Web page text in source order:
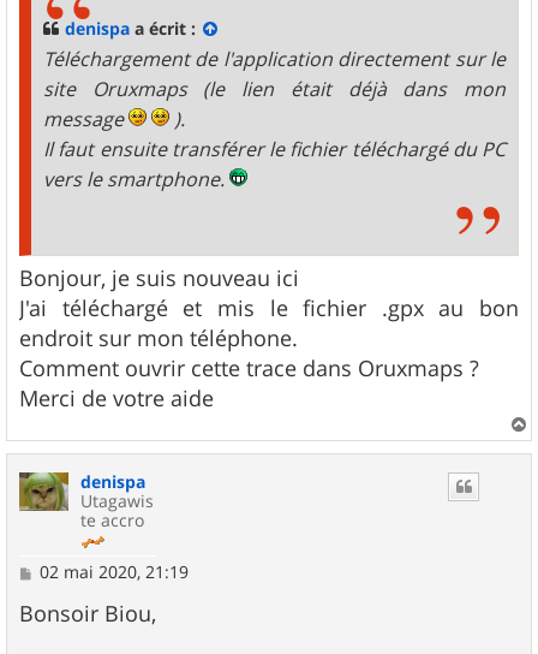
denispa a écrit :
Téléchargement de l'application directement sur le
site Oruxmaps (le lien était déjà dans mon
message
).
Il faut ensuite transférer le fichier téléchargé du PC
vers le smartphone.
Bonjour, je suis nouveau ici
J'ai téléchargé et mis le fichier .gpx au bon
endroit sur mon téléphone.
Comment ouvrir cette trace dans Oruxmaps ?
Merci de votre aide
a
denispa
Utagawis
te accro
M
s
s
02 mai 2020, 21:19
Bonsoir Biou,